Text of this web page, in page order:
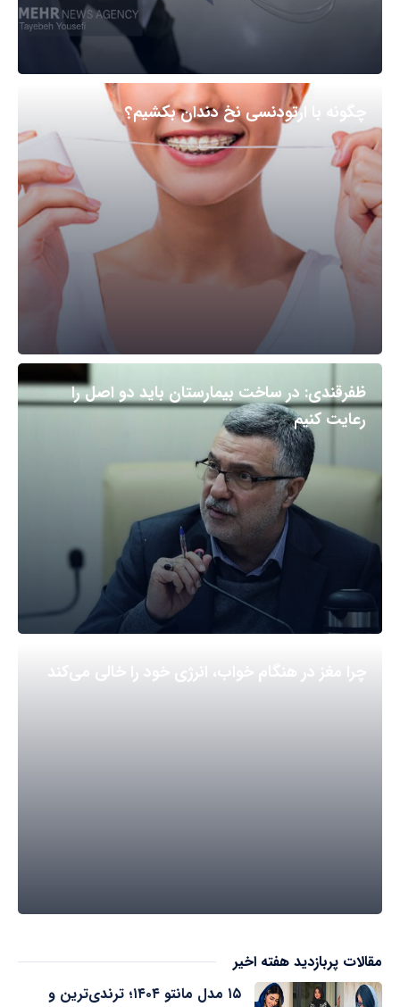
چگونه با ارتودنسی نخ دندان بکشیم؟
ظفرقندی: در ساخت بیمارستان باید دو اصل را
رعایت کنیم
چرا مغز در هنگام خواب، انرژی خود را خالی می‌کند
مقالات پربازدید هفته اخیر
۱۵ مدل مانتو ۱۴۰۴؛ ترندی‌ترین و